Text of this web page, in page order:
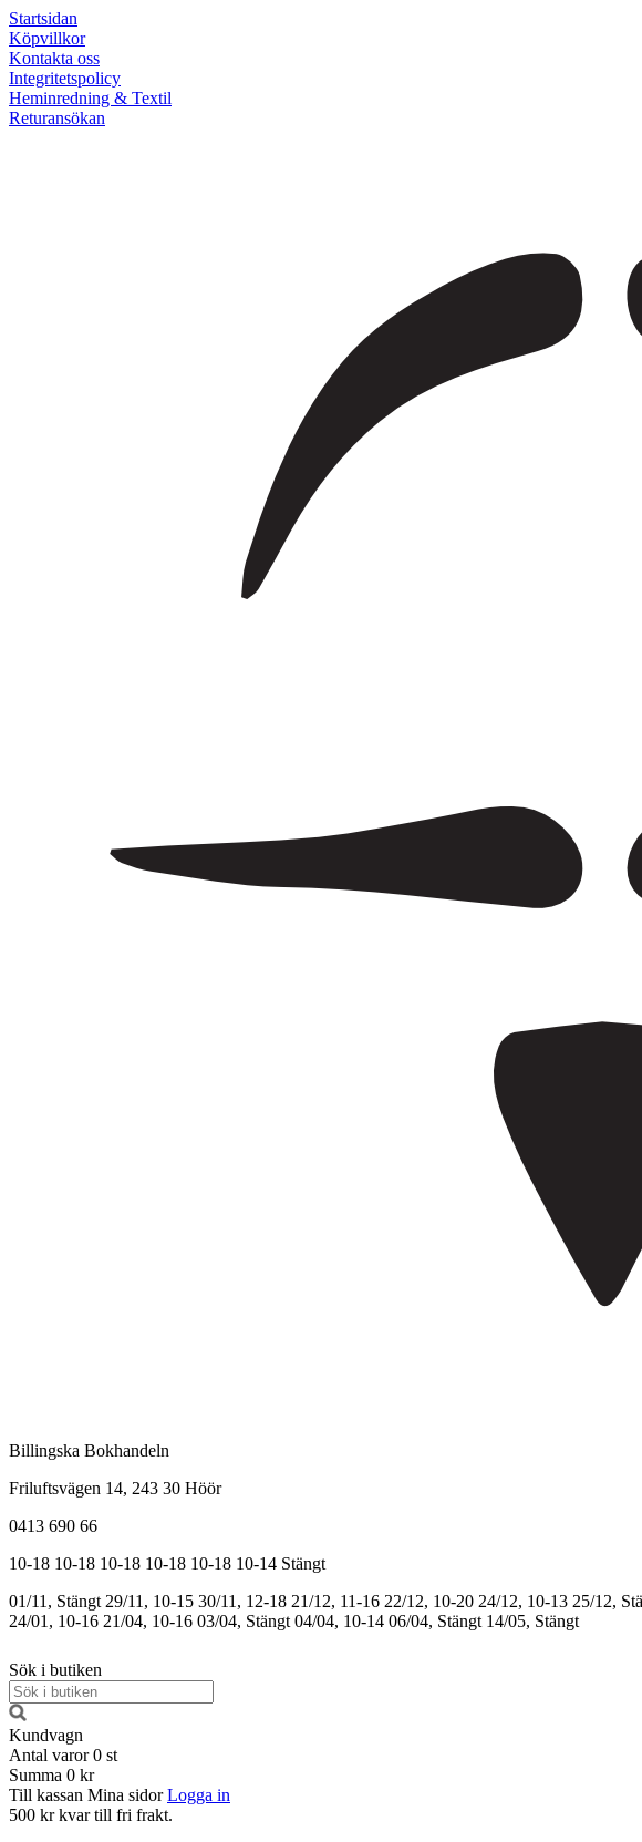
Startsidan
Köpvillkor
Kontakta oss
Integritetspolicy
Heminredning & Textil
Returansökan
Billingska Bokhandeln
Friluftsvägen 14, 243 30 Höör
0413 690 66
10-18 10-18 10-18 10-18 10-18 10-14 Stängt
01/11, Stängt 29/11, 10-15 30/11, 12-18 21/12, 11-16 22/12, 10-20 24/12, 10-13 25/12,
24/01, 10-16 21/04, 10-16 03/04, Stängt 04/04, 10-14 06/04, Stängt 14/05, Stängt
Sök i butiken
Kundvagn
Antal varor 0 st
Summa 0 kr
Till kassan Mina sidor Logga in
500 kr kvar till fri frakt.